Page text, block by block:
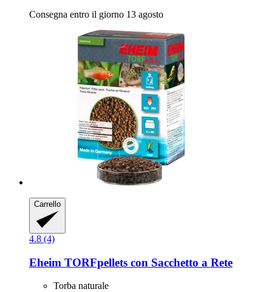
Consegna entro il giorno 13 agosto
Carrello
4.8 (4)
Eheim TORFpellets con Sacchetto a Rete
Torba naturale